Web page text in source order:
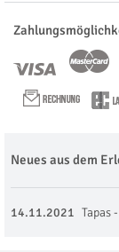
Neues aus dem
14.11.2021 Tapas